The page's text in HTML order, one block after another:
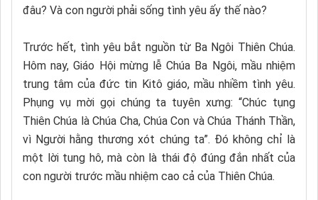
đâu? Và con người phải sống tình yêu ấy thế nào?
Trước hết, tình yêu bắt nguồn từ Ba Ngôi Thiên Chúa.
Hôm nay, Giáo Hội mừng lễ Chúa Ba Ngôi, mầu nhiệm
trung tâm của đức tin Kitô giáo, mầu nhiềm tình yêu.
Phụng vụ mời gọi chúng ta tuyên xưng: “Chúc tụng
Thiên Chúa là Chúa Cha, Chúa Con và Chúa Thánh Thần,
vì Người hằng thương xót chúng ta”. Đó không chỉ là
một lời tung hô, mà còn là thái độ đúng đắn nhất của
con người trước mầu nhiệm cao cả của Thiên Chúa.